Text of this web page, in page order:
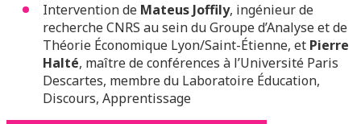
Intervention de Mateus Joffily, ingénieur de
recherche CNRS au sein du Groupe d’Analyse et de
Théorie Économique Lyon/Saint-Étienne, et Pierre
Halté, maître de conférences à l’Université Paris
Descartes, membre du Laboratoire Éducation,
Discours, Apprentissage